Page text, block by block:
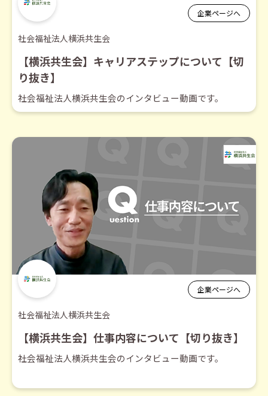
企業ページへ
社会福祉法人横浜共生会
【横浜共生会】キャリアステップについて【切
り抜き】
社会福祉法人横浜共生会のインタビュー動画です。
企業ページへ
社会福祉法人横浜共生会
【横浜共生会】仕事内容について【切り抜き】
社会福祉法人横浜共生会のインタビュー動画です。